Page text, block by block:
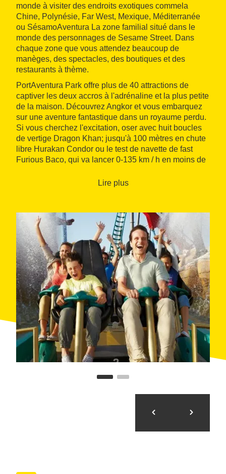
monde à visiter des endroits exotiques commela
Chine, Polynésie, Far West, Mexique, Méditerranée
ou SésamoAventura La zone familial situé dans le
monde des personnages de Sesame Street. Dans
chaque zone que vous attendez beaucoup de
manèges, des spectacles, des boutiques et des
restaurants à thème.
PortAventura Park offre plus de 40 attractions de
captiver les deux accros à l'adrénaline et la plus petite
de la maison. Découvrez Angkor et vous embarquez
sur une aventure fantastique dans un royaume perdu.
Si vous cherchez l'excitation, oser avec huit boucles
de vertige Dragon Khan; jusqu'à 100 mètres en chute
libre Hurakan Condor ou le test de navette de fast
Furious Baco, qui va lancer 0-135 km / h en moins de
spectaculaire de 76 mètres qui attend au roller coaster
pouvez profiter tous les jours jusqu'à 40 spectacles
éblouissants: danses de cancan, acrobaties, danses
et beaucoup polynésienne tribale de l'humour. Ne
manquez pas la génération pour toujours, un écran
fantastique de musique, la danse, l'acrobatie et de
lumières au Grand Théâtre Impérial.
Que le spectacle commence!
Le prix comprend:
Entraîneur de la climatisation.
L'entrée au parc Port Aventura.
Le prix ne comprend pas:
Repas ou autres services non spécifiés.
Point de rencontre et d'arrivée: Bureau Voyage Julia -
vous présenter au lieu de rendez-vous 15 minutes
Lire plus